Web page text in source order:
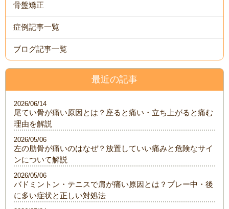
骨盤矯正
症例記事一覧
ブログ記事一覧
最近の記事
尾てい骨が痛い原因とは？座ると痛い・立ち上がると痛む
理由を解説
2026/06/14
左の肋骨が痛いのはなぜ？放置していい痛みと危険なサイ
ンについて解説
2026/05/06
バドミントン・テニスで肩が痛い原因とは？プレー中・後
に多い症状と正しい対処法
2026/05/06